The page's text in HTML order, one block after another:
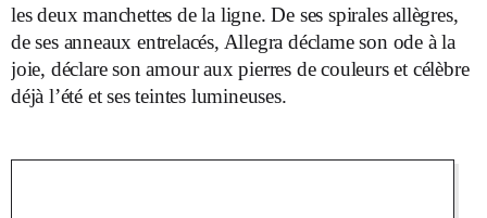
les deux manchettes de la ligne. De ses spirales allègres,
de ses anneaux entrelacés, Allegra déclame son ode à la
joie, déclare son amour aux pierres de couleurs et célèbre
déjà l’été et ses teintes lumineuses.